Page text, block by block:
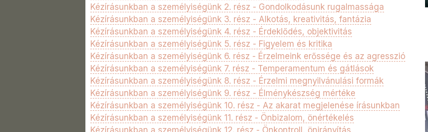
Kézírásunkban a személyiségünk 2. rész - Gondolkodásunk rugalmassága
Kézírásunkban a személyiségünk 3. rész - Alkotás, kreativitás, fantázia
Kézírásunkban a személyiségünk 4. rész - Érdeklődés, objektivitás
Kézírásunkban a személyiségünk 5. rész - Figyelem és kritika
Kézírásunkban a személyiségünk 6. rész - Érzelmeink erőssége és az agresszió
Kézírásunkban a személyiségünk 7. rész - Temperamentum és gátlások
Kézírásunkban a személyiségünk 8. rész - Érzelmi megnyilvánulási formák
Kézírásunkban a személyiségünk 9. rész - Élménykészség mértéke
Kézírásunkban a személyiségünk 10. rész - Az akarat megjelenése írásunkban
Kézírásunkban a személyiségünk 11. rész - Önbizalom, önértékelés
Kézírásunkban a személyiségünk 12. rész - Önkontroll, önirányítás